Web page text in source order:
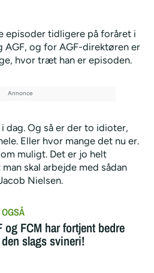
episoder tidligere på foråret i
AGF, og for AGF-direktøren er
hvor træt han er episoden.
dag. Og så er der to idioter,
Eller hvor mange det nu er.
muligt. Det er jo helt
skal arbejde med sådan
Nielsen.
og FCM har fortjent bedre
slags svineri!